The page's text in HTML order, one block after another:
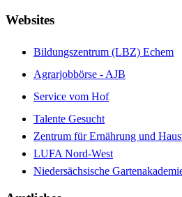
Websites
Bildungszentrum (LBZ) Echem
Agrarjobbörse - AJB
Service vom Hof
Talente Gesucht
Zentrum für Ernährung und
LUFA Nord-West
Niedersächsische